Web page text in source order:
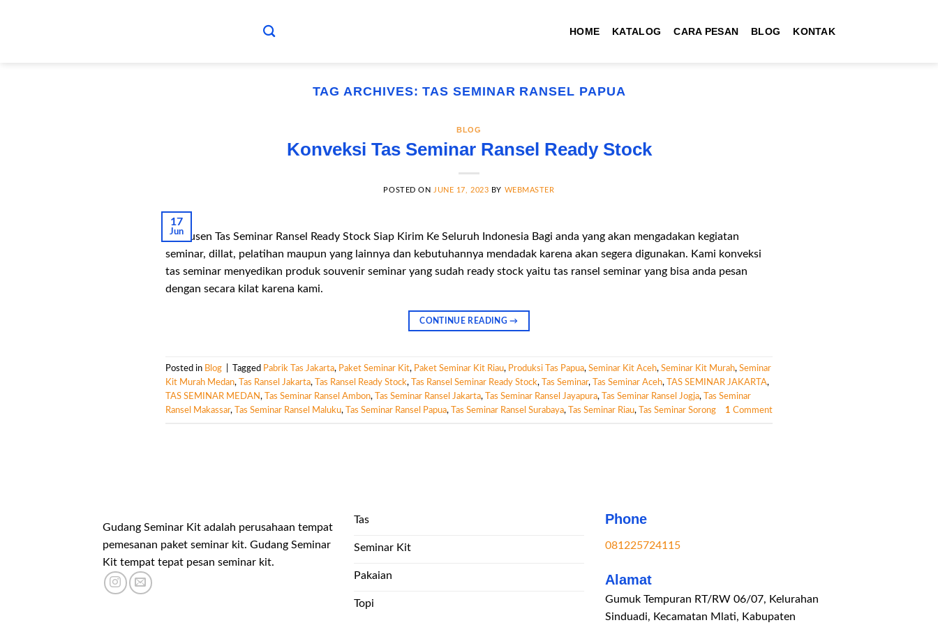
HOME KATALOG CARA PESAN BLOG KONTAK
TAG ARCHIVES:TAS SEMINAR RANSEL PAPUA
BLOG
Konveksi Tas Seminar Ransel Ready Stock
POSTED ON JUNE 17, 2023 BY WEBMASTER
17
Jun
Produsen Tas Seminar Ransel Ready Stock Siap Kirim Ke Seluruh Indonesia Bagi anda yang akan mengadakan kegiatan
seminar, dillat, pelatihan maupun yang lainnya dan kebutuhannya mendadak karena akan segera digunakan. Kami konveksi
tas seminar menyedikan produk souvenir seminar yang sudah ready stock yaitu tas ransel seminar yang bisa anda pesan
dengan secara kilat karena kami.
CONTINUE READING→
Posted in Blog Tagged Pabrik Tas Jakarta, Paket Seminar Kit, Paket Seminar Kit Riau, Produksi Tas Papua, Seminar Kit Aceh, Seminar Kit Murah, Seminar
Kit Murah Medan, Tas Ransel Jakarta, Tas Ransel Ready Stock, Tas Ransel Seminar Ready Stock, Tas Seminar, Tas Seminar Aceh, TAS SEMINAR JAKARTA,
TAS SEMINAR MEDAN, Tas Seminar Ransel Ambon, Tas Seminar Ransel Jakarta, Tas Seminar Ransel Jayapura, Tas Seminar Ransel Jogja,
Tas Seminar
Ransel Makassar, Tas Seminar Ransel Maluku, Tas Seminar Ransel Papua, Tas Seminar Ransel Surabaya, Tas Seminar Riau, Tas Seminar Sorong 1 Comment
Gudang Seminar Kit adalah perusahaan tempat
pemesanan paket seminar kit. Gudang Seminar
Kit tempat tepat pesan seminar kit.
Tas
Seminar Kit
Pakaian
Topi
Phone
081225724115
Alamat
Gumuk Tempuran RT/RW 06/07, Kelurahan
Sinduadi, Kecamatan Mlati, Kabupaten